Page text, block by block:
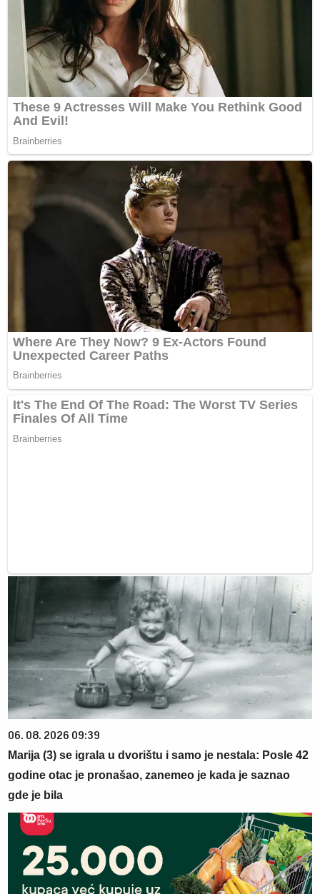
06. 08. 2026 09:39
Marija (3) se igrala u dvorištu i samo je nestala: Posle 42
godine otac je pronašao, zanemeo je kada je saznao
gde je bila